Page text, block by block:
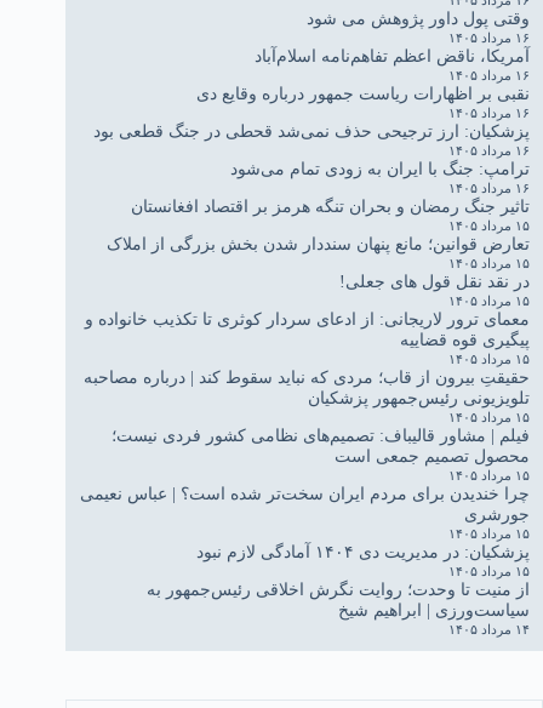
وقتی پول داور پژوهش می شود
۱۶ مرداد ۱۴۰۵
آمریکا، ناقض اعظم تفاهم‌نامه اسلام‌آباد
۱۶ مرداد ۱۴۰۵
نقبی بر اظهارات ریاست جمهور درباره وقایع دی
۱۶ مرداد ۱۴۰۵
پزشکیان: ارز ترجیحی حذف نمی‌شد قحطی در جنگ قطعی بود
۱۶ مرداد ۱۴۰۵
ترامپ: جنگ با ایران به زودی تمام می‌شود
۱۶ مرداد ۱۴۰۵
تاثیر جنگ رمضان و بحران تنگه هرمز بر اقتصاد افغانستان
۱۵ مرداد ۱۴۰۵
تعارض قوانین؛ مانع پنهان سنددار شدن بخش بزرگی از املاک
۱۵ مرداد ۱۴۰۵
در نقد نقل قول های جعلی!
۱۵ مرداد ۱۴۰۵
معمای ترور لاریجانی: از ادعای سردار کوثری تا تکذیب خانواده و
پیگیری قوه قضاییه
۱۵ مرداد ۱۴۰۵
حقیقتِ بیرون از قاب؛ مردی که نباید سقوط کند | درباره مصاحبه
تلویزیونی رئیس‌جمهور پزشکیان
۱۵ مرداد ۱۴۰۵
فیلم | مشاور قالیباف: تصمیم‌های نظامی کشور فردی نیست؛
محصول تصمیم جمعی است
۱۵ مرداد ۱۴۰۵
چرا خندیدن برای مردم ایران سخت‌تر شده است؟ | عباس نعیمی
جورشری
۱۵ مرداد ۱۴۰۵
پزشکیان: در مدیریت دی ۱۴۰۴ آمادگی لازم نبود
۱۵ مرداد ۱۴۰۵
از منیت تا وحدت؛ روایت نگرش اخلاقی رئیس‌جمهور به
سیاست‌ورزی | ابراهیم شیخ
۱۴ مرداد ۱۴۰۵